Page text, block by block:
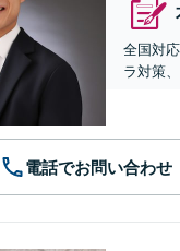
全国対
ラ対策
電話でお問い合わせ